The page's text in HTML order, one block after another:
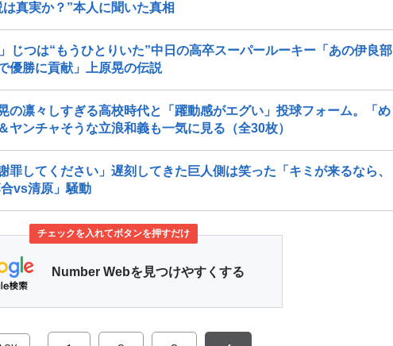
真実か？”本人に聞いた真相
じつは“もうひとりいた”中日の高卒スーパールーキー「あの伊良部
優勝に貢献」上原晃の伝説
の凛々しすぎる高校時代と「躍動感がエグい」投球フォーム。「め
ンチャそうな立浪和義も一気に見る（全30枚）
罪してください」遅刻してきた巨人側は笑った「キミが来るなら、
vs清原」騒動
チェックを入れてボタンを押すだけ
Number Webを見つけやすくする